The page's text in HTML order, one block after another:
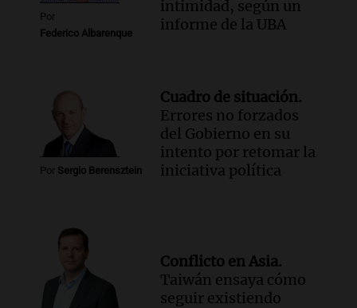
Por
Federico Albarenque
intimidad, según un
informe de la UBA
Por Sergio Berensztein
Cuadro de situación.
Errores no forzados
del Gobierno en su
intento por retomar la
iniciativa política
Conflicto en Asia.
Taiwán ensaya cómo
seguir existiendo